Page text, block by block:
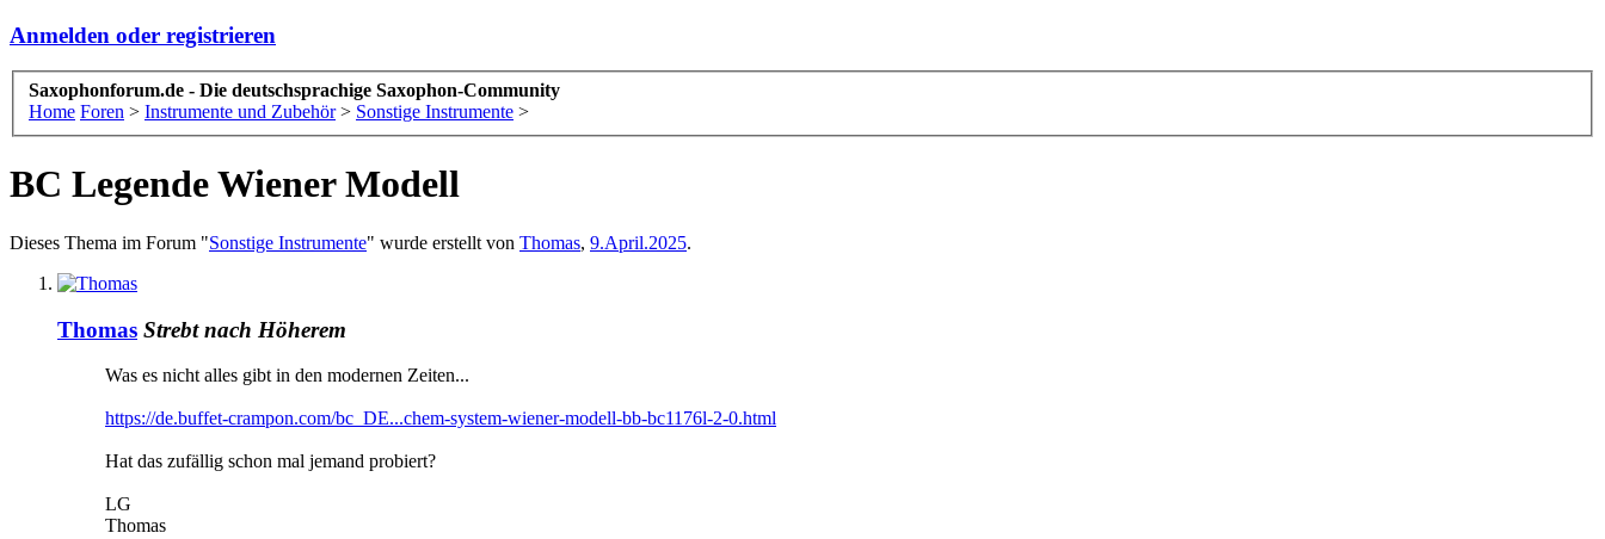
Anmelden oder registrieren
Saxophonforum.de - Die deutschsprachige Saxophon-Community
Home Foren > Instrumente und Zubehör > Sonstige Instrumente >
BC Legende Wiener Modell
Dieses Thema im Forum "Sonstige Instrumente" wurde erstellt von Thomas, 9.April.2025.
Thomas Strebt nach Höherem
Was es nicht alles gibt in den modernen Zeiten...
https://de.buffet-crampon.com/bc_DE...chem-system-wiener-modell-bb-bc1176l-2-0.html
Hat das zufällig schon mal jemand probiert?
LG
Thomas